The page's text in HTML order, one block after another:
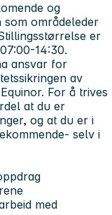
og
som områdeleder
er
14:30.
ansvar for
av
For å trives
at du er
og at du er i
selv i
med